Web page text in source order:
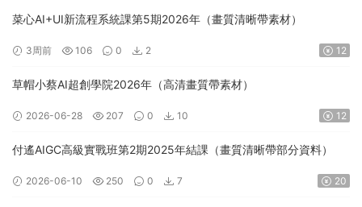
菜心AI+UI新流程系統課第5期2026年（畫質清晰帶素材）
3周前 106 0 2 12
草帽小蔡AI超創學院2026年（高清畫質帶素材）
2026-06-28 207 0 10 12
付遙AIGC高級實戰班第2期2025年結課（畫質清晰帶部分資料）
2026-06-10 250 0 7 20